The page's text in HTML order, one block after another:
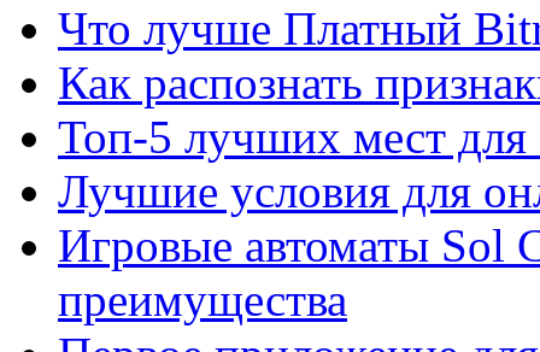
Что лучше Платный
Как распознать
Топ-5 лучших мест для
Лучшие условия для
Игровые автоматы Sol
преимущества